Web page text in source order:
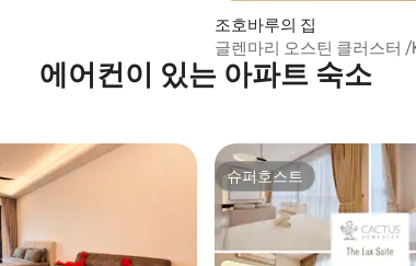
조호바루의 집
글렌마리 오스틴 클러스터
이케이션
에어컨이 있는 아파트 숙소
슈퍼호스트
슈퍼호스트